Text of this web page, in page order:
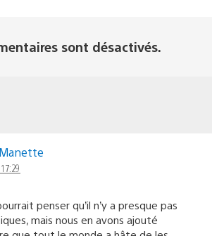
sont désactivés.
penser qu’il n’y a presque pas
mais nous en avons ajouté